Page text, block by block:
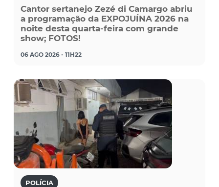
Cantor sertanejo Zezé di Camargo abriu
a programação da EXPOJUÍNA 2026 na
noite desta quarta-feira com grande
show; FOTOS!
06 AGO 2026 - 11H22
POLÍCIA